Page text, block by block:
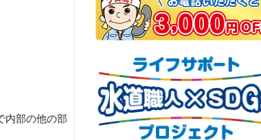
内部の他の部